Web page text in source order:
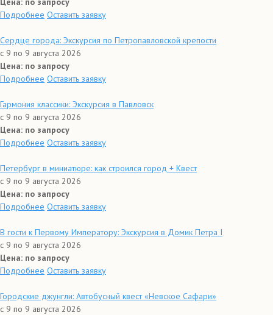
Подробнее Оставить заявку
Сердце города: Экскурсия по Петропавловской крепости
с 9 по 9 августа 2026
Цена: по запросу
Подробнее Оставить заявку
Гармония классики: Экскурсия в Павловск
с 9 по 9 августа 2026
Цена: по запросу
Подробнее Оставить заявку
Петербург в миниатюре: как строился город + Квест
с 9 по 9 августа 2026
Цена: по запросу
Подробнее Оставить заявку
В гости к Первому Императору: Экскурсия в Домик Петра I
с 9 по 9 августа 2026
Цена: по запросу
Подробнее Оставить заявку
Городские джунгли: Автобусный квест «Невское Сафари»
с 9 по 9 августа 2026